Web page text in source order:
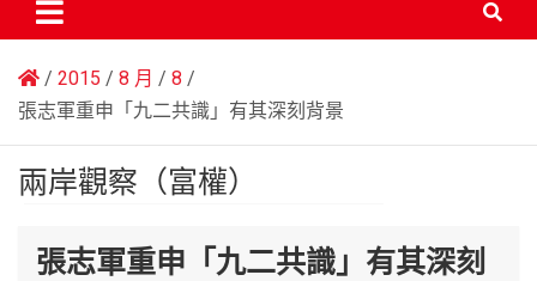
2015 8 月
8
張志軍重申「九二共識」有其深刻背景
兩岸觀察（富權）
張志軍重申「九二共識」有其深刻